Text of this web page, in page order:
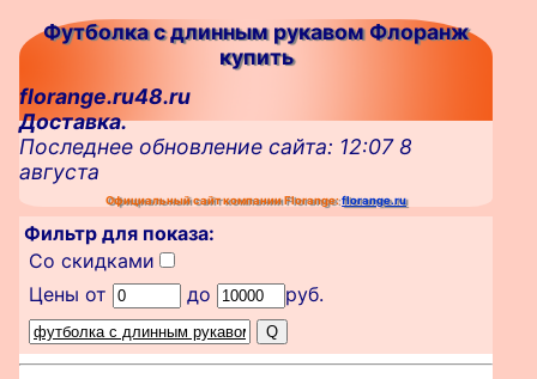
Футболка с длинным рукавом Флоранж
купить
florange.ru48.ru
Доставка.
Последнее обновление сайта: 12:07 8
августа
Официальный сайт компании Florange:florange.ru
Фильтр для показа:
Со скидками
Цены от
до руб.